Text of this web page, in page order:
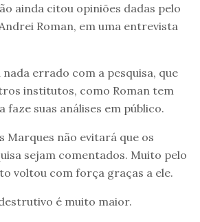
ainda citou opiniões dadas pelo
Roman, em uma entrevista
nada errado com a pesquisa, que
institutos, como Roman tem
suas análises em público.
Marques não evitará que os
sejam comentados. Muito pelo
voltou com força graças a ele.
é muito maior.